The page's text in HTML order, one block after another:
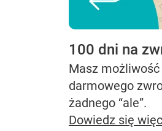
100 dni na
Masz możliwość
darmowego
żadnego “ale”.
Dowiedz się